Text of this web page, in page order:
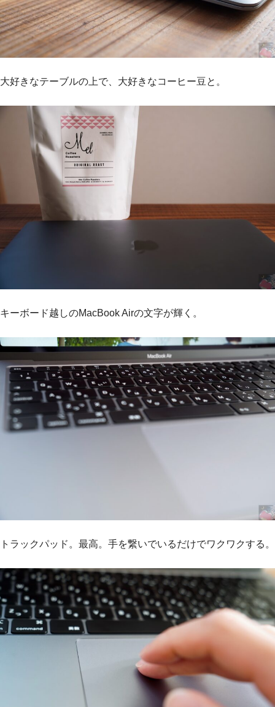
大好きなテーブルの上で、大好きなコーヒー豆と。
キーボード越しのMacBook Airの文字が輝く。
トラックパッド。最高。手を繋いでいるだけでワクワクする。